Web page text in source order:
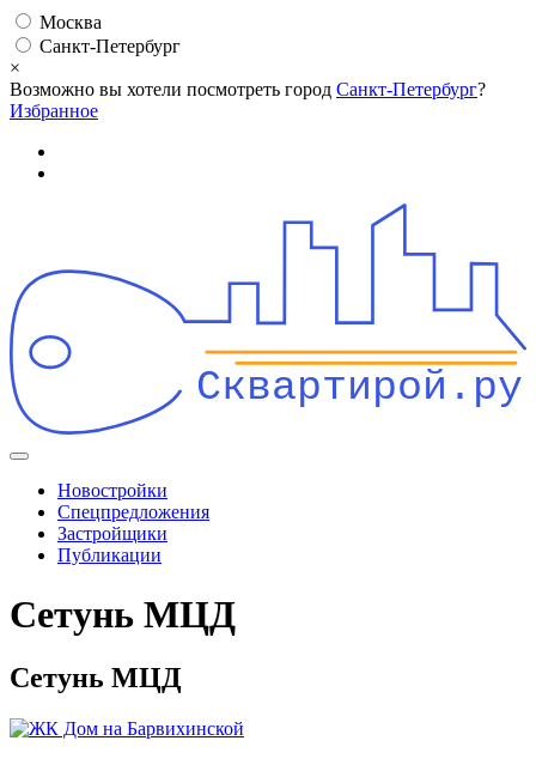
Москва
Санкт-Петербург
×
Возможно вы хотели посмотреть город Санкт-Петербург?
Избранное
Сквартирой.ру
Новостройки
Спецпредложения
Застройщики
Публикации
Сетунь МЦД
Сетунь МЦД